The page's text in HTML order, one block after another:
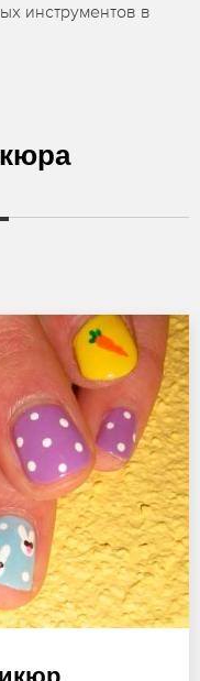
инструментов в